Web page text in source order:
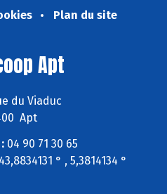
Plan du site
Apt
du Viaduc
Apt
04 90 71 30 65
° , 5,3814134 °